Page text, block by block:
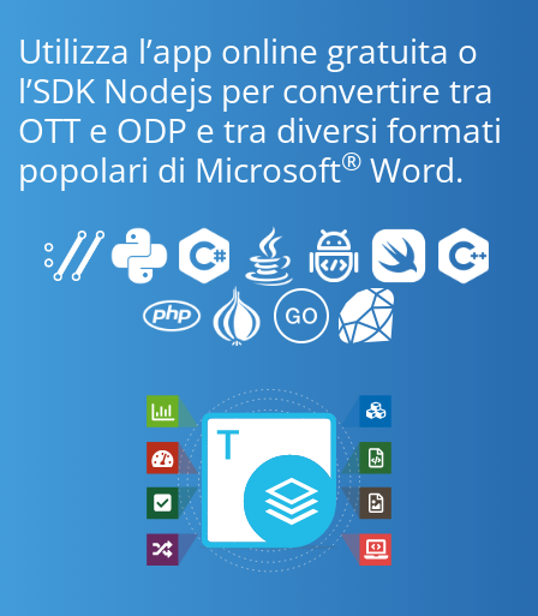
Utilizza l’app online gratuita o
l’SDK Nodejs per convertire tra
OTT e ODP e tra diversi formati
popolari di Microsoft® Word.